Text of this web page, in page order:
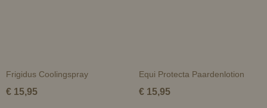
Frigidus Coolingspray
€ 15,95
Equi Protecta Paardenlotion
€ 15,95